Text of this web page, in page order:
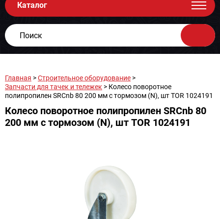
Каталог
Главная >Строительное оборудование >
Запчасти для тачек и тележек > Колесо поворотное
полипропилен SRCnb 80 200 мм с тормозом (N), шт TOR 1024191
Колесо поворотное полипропилен SRCnb 80
200 мм с тормозом (N), шт TOR 1024191